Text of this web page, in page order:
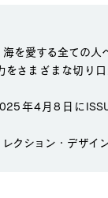
海を愛する全ての
をさまざまな切り
年4月8日に
クション・デザイ